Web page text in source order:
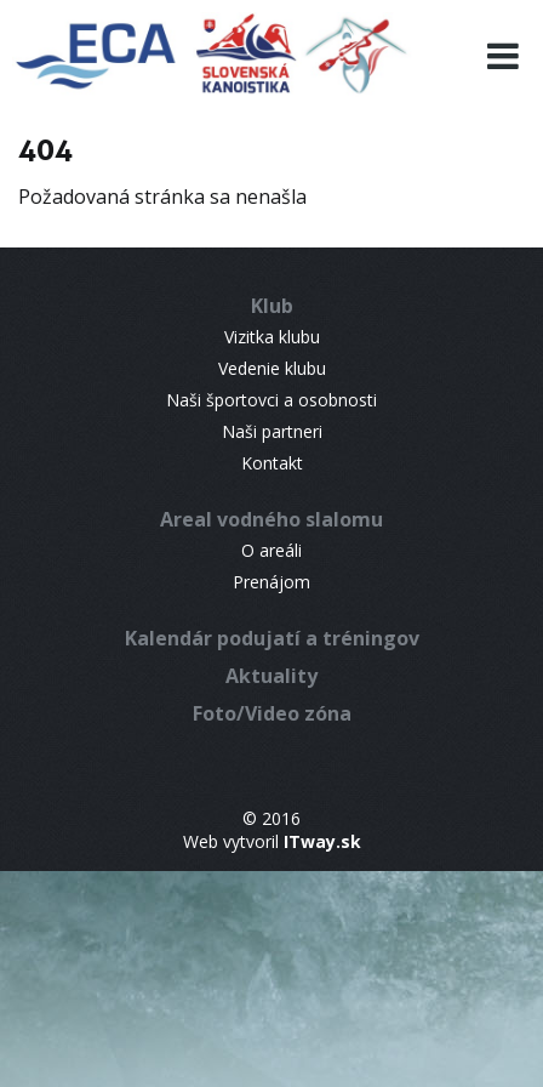
404
Požadovaná stránka sa nenašla
Klub
Vizitka klubu
Vedenie klubu
Naši športovci a osobnosti
Naši partneri
Kontakt
Areal vodného slalomu
O areáli
Prenájom
Kalendár podujatí a tréningov
Aktuality
Foto/Video zóna
© 2016
Web vytvoril ITway.sk
EURO 19
INFO
RESULTS
CONTACT